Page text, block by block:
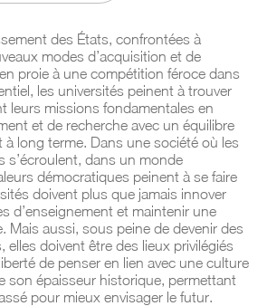
des États, confrontées à
modes d’acquisition et de
proie à une compétition féroce dans
les universités peinent à trouver
leurs missions fondamentales en
et de recherche avec un équilibre
à long terme. Dans une société où les
s’écroulent, dans un monde
démocratiques peinent à se faire
doivent plus que jamais innover
d’enseignement et maintenir une
Mais aussi, sous peine de devenir des
doivent être des lieux privilégiés
de penser en lien avec une culture
son épaisseur historique, permettant
pour mieux envisager le futur.